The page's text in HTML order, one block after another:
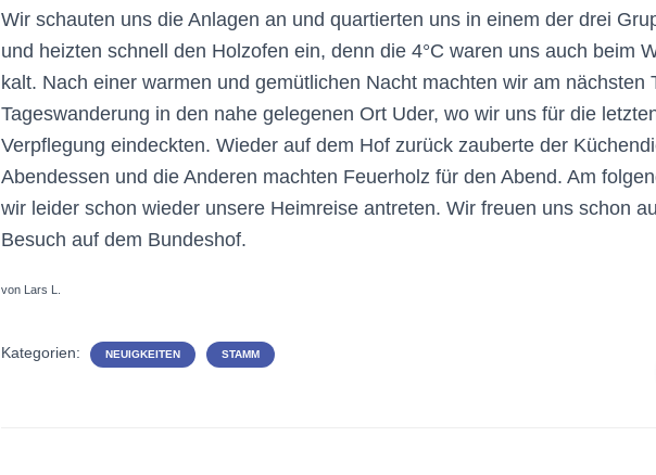
Wir schauten uns die Anlagen an und quartierten uns in einem der drei
und heizten schnell den Holzofen ein, denn die 4°C waren uns auch beim
kalt. Nach einer warmen und gemütlichen Nacht machten wir am nächsten
Tageswanderung in den nahe gelegenen Ort Uder, wo wir uns für die
Verpflegung eindeckten. Wieder auf dem Hof zurück zauberte der
Abendessen und die Anderen machten Feuerholz für den Abend. Am
wir leider schon wieder unsere Heimreise antreten. Wir freuen uns schon
Besuch auf dem Bundeshof.
von Lars L.
Kategorien: NEUIGKEITEN STAMM